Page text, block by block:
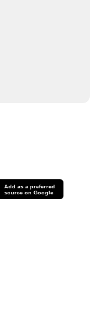
Add as a preferred
source on Google